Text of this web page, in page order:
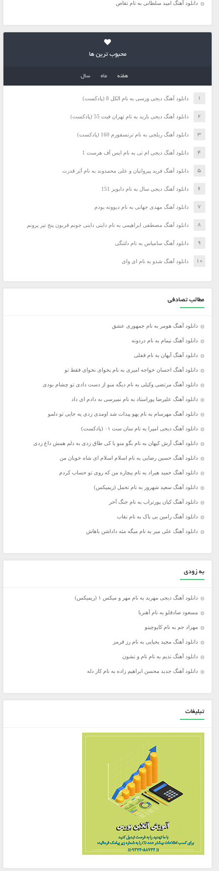
دانلود آهنگ امید سلطانی به نام تقاص
محبوب ترین ها
هفته ماه سال
دانلود آهنگ دیجی ورسی به نام الکل 8 (پادکست)
دانلود آهنگ دیجی باربد به نام تهران فیت 55 (پادکست)
دانلود آهنگ ریلجی به نام ترنسفورم 160 (پادکست)
دانلود آهنگ دیجی ام تی به نام ایس آف هرست 1
دانلود آهنگ فرید پیروانیان و علی محمدوند به نام اَبَر قدرت
دانلود آهنگ دیجی سال به نام دابویز 151
دانلود آهنگ مهدی جهانی به نام دیوونه بودم
دانلود آهنگ مصطفی ابراهیمی به نام داینی داینی جونم قربون پنج تیر پرونم
دانلود آهنگ سامیاس به نام دلتنگی
دانلود آهنگ شدو به نام ای وای
مطالب تصادفی
دانلود آهنگ هومر به نام جمهوری عشق
دانلود آهنگ نیمام به نام دردونه
دانلود آهنگ آیهان به نام قفلی
دانلود آهنگ احسان خواجه امیری به نام بخوای نخوای فقط تو
دانلود آهنگ مرتضی وکیلی به نام دیگه منو از دست دادی تو چشام بودی
دانلود آهنگ علیرضا پوراستاد به نام نمیرسی به دادم ای داد
دانلود آهنگ مهرسام به نام یهو پیدات شد اومدی زدی یه جایی تو دلمو
دانلود آهنگ دیجی امپرا به نام سان ست ۰۱ (پادکست)
دانلود آهنگ آرش کیهان به نام بگو منو با کی طاق زدی به دلم همش داغ زدی
دانلود آهنگ حسین رضایی به نام اسلام اسلام ای شاه خوبان من
دانلود آهنگ حمید هیراد به نام بیچاره من که روی تو حساب کردم
دانلود آهنگ سعید شهروز به نام تحمل (ریمیکس)
دانلود آهنگ کیان پورتراب به نام جنگ آخر
دانلود آهنگ رامین بی باک به نام نقاب
دانلود آهنگ علی میر به نام میگه مثه داداشن باهاش
به زودی
دانلود آهنگ دیجی مهربد به نام مهر و میکس ۱ (ریمیکس)
مسعود صادقلو به نام آهنربا
مهراد جم به نام کاپوچینو
دانلود آهنگ مجید یحیایی به نام رز قرمز
دانلود آهنگ ندیم به نام نام و نشون
دانلود آهنگ جدید محسن ابراهیم زاده به نام کار دله
تبلیغات